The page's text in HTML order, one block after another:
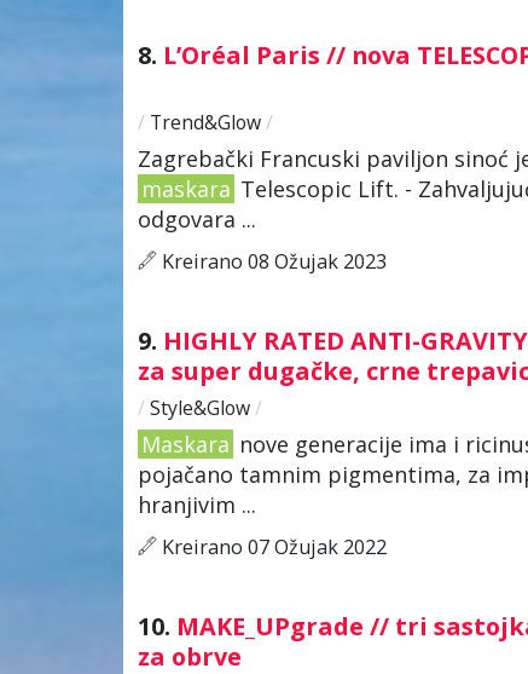
8. L’Oréal Paris // nova
/ Trend&Glow/
Zagrebački Francuski paviljon sinoć
maskara Telescopic Lift. -
odgovara ...
Kreirano 08 Ožujak 2023
9. HIGHLY RATED ANTI-GRAVITY
za super dugačke, crne
/ Style&Glow/
Maskara nove generacije ima i
pojačano tamnim pigmentima, za
hranjivim ...
Kreirano 07 Ožujak 2022
10. MAKE_UPgrade // tri
za obrve